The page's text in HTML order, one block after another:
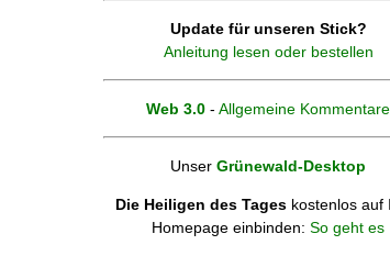
Update für unseren Stick?
Anleitung lesen oder bestellen
Web 3.0 - Allgemeine Kommentare
Unser Grünewald-Desktop
Die Heiligen des Tages kostenlos auf
Homepage einbinden: So geht es